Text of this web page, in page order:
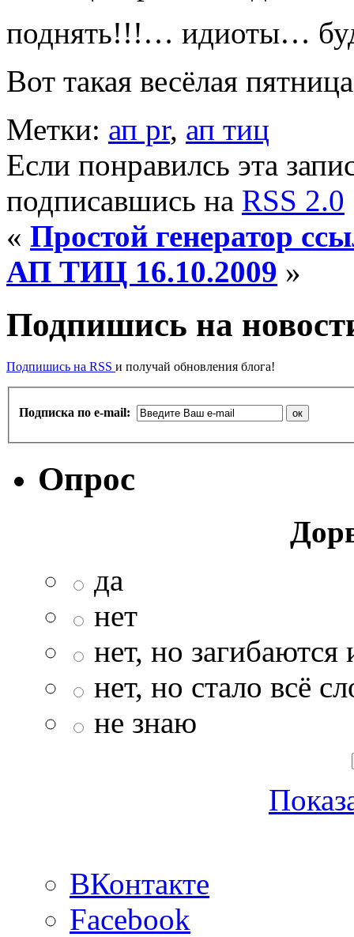
поднять!!!… идиоты…
Вот такая весёлая пятница
Метки: ап pr, ап тиц
Если понравилсь эта
подписавшись на RSS 2.0
« Простой генератор
АП ТИЦ 16.10.2009 »
Подпишись на
Подпишись на RSS и получай обновления блога!
Подписка по e-mail:
Опрос
да
нет
нет, но загибаются
нет, но стало всё
не знаю
ВКонтакте
Facebook